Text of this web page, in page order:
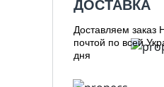
ДОСТАВКА
Доставляем заказ
почтой по всей
дня